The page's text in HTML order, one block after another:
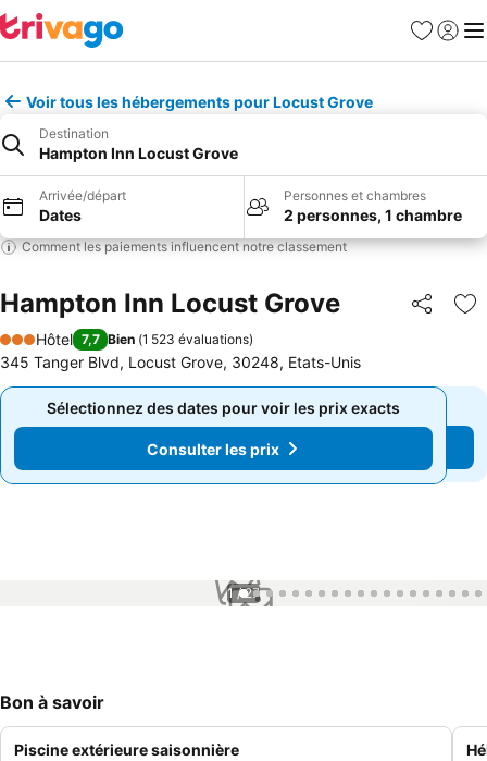
Favoris
Se
Voir tous les hébergements pour Locust Grove
Destination
Hampton Inn Locust Grove
Arrivée/départ
Dates
Personnes et chambres
2 personnes, 1 chambre
Comment les paiements influencent notre classement
Hampton Inn Locust Grove Partager
3 Étoiles
Hôtel 7,7 Bien (1 523 évaluations)
345 Tanger Blvd, Locust Grove, 30248, Etats-Unis
Sélectionnez des dates pour voir les prix exacts
Consulter les prix
Sélectionnez des dates pour voir les prix exacts
Consulter les prix
1 / 27
Bon à savoir
Piscine extérieure saisonnière